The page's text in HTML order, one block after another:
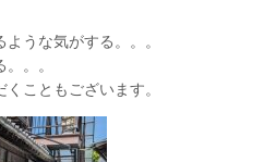
うな気がする。。。
。。
こともございます。